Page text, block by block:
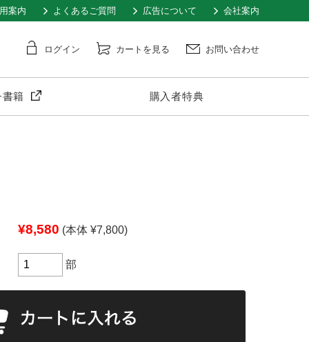
案内 よくあるご質問 広告について 会社案内
ログイン カートを見る お問い合わせ
書籍 購入者特典
¥8,580 (本体 ¥7,800)
部